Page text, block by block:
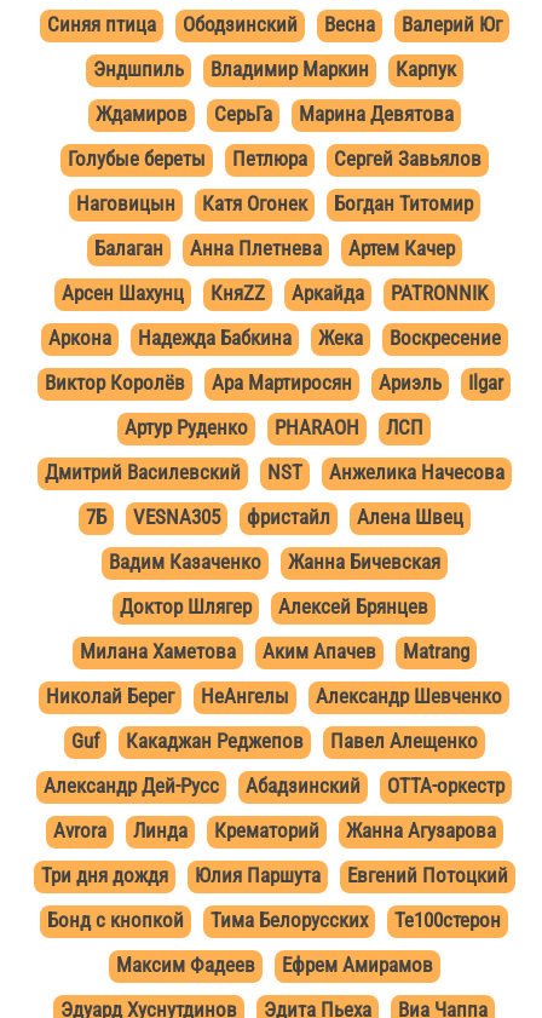
Синяя птица
Ободзинский Весна
Валерий Юг
Эндшпиль
Владимир Маркин
Карпук
Ждамиров
СерьГа
Марина Девятова
Голубые береты
Петлюра
Сергей Завьялов
Наговицын
Катя Огонек
Богдан Титомир
Балаган
Анна Плетнева
Артем Качер
Арсен Шахунц
КняZZ Аркайда
PATRONNIK
Аркона
Надежда Бабкина Жека
Воскресение
Виктор Королёв
Ара Мартиросян Ариэль
Ilgar
Артур Руденко
PHARAOH
ЛСП
Дмитрий Василевский
NST
Анжелика Начесова
7Б
VESNA305 фристайл
Алена Швец
Вадим Казаченко
Жанна Бичевская
Доктор Шлягер
Алексей Брянцев
Милана Хаметова
Аким Апачев
Matrang
Николай Берег
НеАнгелы
Александр Шевченко
Guf
Какаджан Реджепов
Павел Алещенко
Александр Дей-Русс
Абадзинский
ОТТА-оркестр
Avrora
Линда Крематорий
Жанна Агузарова
Три дня дождя
Юлия Паршута
Евгений Потоцкий
Бонд с кнопкой
Тима Белорусских
Те100стерон
Максим Фадеев
Ефрем Амирамов
Эдуард Хуснутдинов
Эдита Пьеха
Виа Чаппа